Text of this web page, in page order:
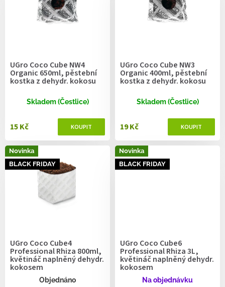
UGro Coco Cube NW4
Organic 650ml, pěstební
kostka z dehydr. kokosu
Skladem (Čestlice)
15 Kč
UGro Coco Cube NW3
Organic 400ml, pěstební
kostka z dehydr. kokosu
Skladem (Čestlice)
19 Kč
Novinka
BLACK FRIDAY
UGro Coco Cube4
Professional Rhiza 800ml,
květináč naplněný dehydr.
kokosem
Objednáno
Novinka
BLACK FRIDAY
UGro Coco Cube6
Professional Rhiza 3L,
květináč naplněný dehydr.
kokosem
Na objednávku